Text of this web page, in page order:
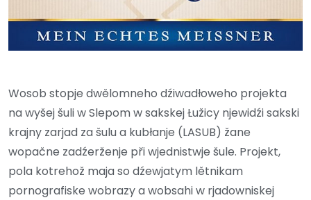
Wosob stopje dwělomneho dźiwadłoweho projekta
na wyšej šuli w Slepom w sakskej Łužicy njewidźi sakski
krajny zarjad za šulu a kubłanje (LASUB) žane
wopačne zadźerženje při wjednistwje šule. Projekt,
pola kotrehož maja so dźewjatym lětnikam
pornografiske wobrazy a wobsahi w rjadowniskej